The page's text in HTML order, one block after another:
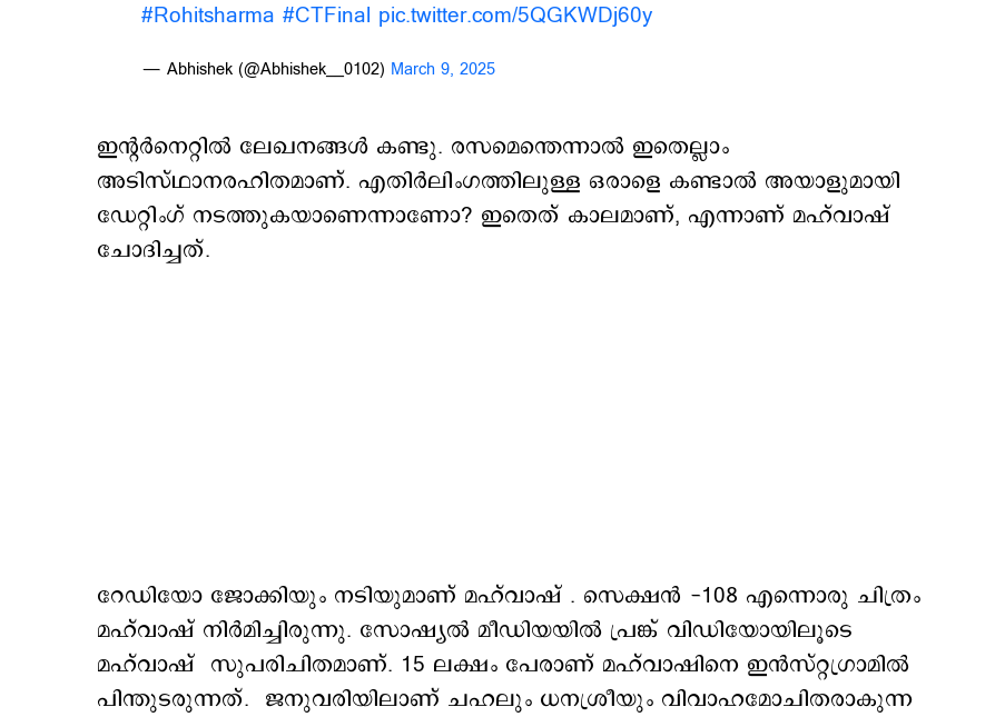
#Rohitsharma #CTFinal pic.twitter.com/5QGKWDj60y
— Abhishek (@Abhishek__0102) March 9, 2025
ഇന്റർനെറ്റിൽ ലേഖനങ്ങള്‍ കണ്ടു. രസമെന്തെന്നാല്‍ ഇതെല്ലാം
അടിസ്ഥാനരഹിതമാണ്. എതിർലിംഗത്തിലുള്ള ഒരാളെ കണ്ടാൽ അയാളുമായി
ഡേറ്റിംഗ് നടത്തുകയാണെന്നാണോ? ഇതെത് കാലമാണ്, എന്നാണ് മഹ്‍വാഷ്
ചോദിച്ചത്.
റേഡിയോ ജോക്കിയും നടിയുമാണ് മഹ്‌വാഷ് . സെക്ഷന്‍ -108 എന്നൊരു ചിത്രം
മഹ്‌വാഷ് നിര്‍മിച്ചിരുന്നു. സോഷ്യല്‍ മീഡിയയില്‍ പ്രങ്ക് വിഡിയോയിലൂടെ
മഹ്‌വാഷ് സുപരിചിതമാണ്. 15 ലക്ഷം പേരാണ് മഹ്‌വാഷിനെ ഇന്‍സ്റ്റഗ്രാമില്‍
പിന്തുടരുന്നത്. ജനുവരിയിലാണ് ചഹലും ധനശ്രീയും വിവാഹമോചിതരാകുന്ന